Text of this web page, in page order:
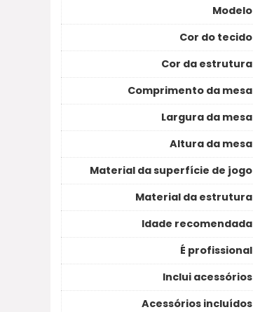
Modelo
Cor do tecido
Cor da estrutura
Comprimento da mesa
Largura da mesa
Altura da mesa
Material da superfície de jogo
Material da estrutura
Idade recomendada
É profissional
Inclui acessórios
Acessórios incluídos